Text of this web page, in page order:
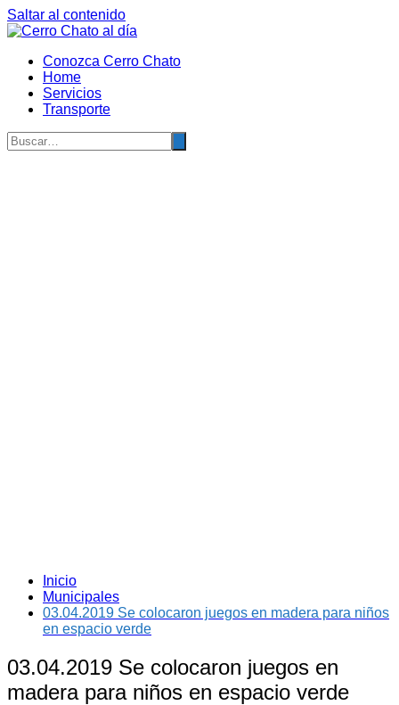
Saltar al contenido
Conozca Cerro Chato
Home
Servicios
Transporte
Inicio
Municipales
03.04.2019 Se colocaron juegos en madera para niños
en espacio verde
03.04.2019 Se colocaron juegos en
madera para niños en espacio verde